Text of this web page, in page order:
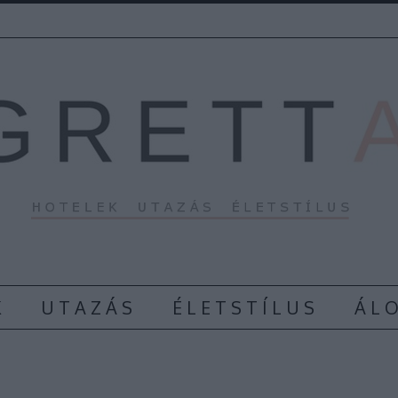
U T A Z Á S É L E T S T Í L U S Á L